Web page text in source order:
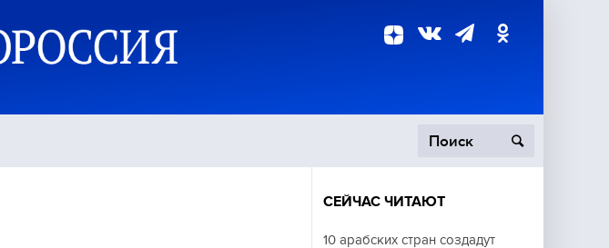
СЕЙЧАС ЧИТАЮТ
10 арабских стран создадут